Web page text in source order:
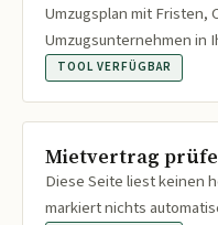
Umzugsplan mit Fristen,
Umzugsunternehmen in
TOOL VERFÜGBAR
Mietvertrag
Diese Seite liest keinen
markiert nichts